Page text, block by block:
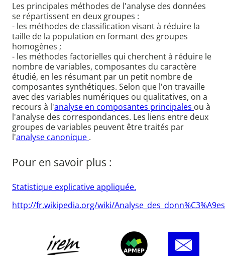
Les principales méthodes de l'analyse des données
se répartissent en deux groupes :
- les méthodes de classification visant à réduire la
taille de la population en formant des groupes
homogènes ;
- les méthodes factorielles qui cherchent à réduire le
nombre de variables, composantes du caractère
étudié, en les résumant par un petit nombre de
composantes synthétiques. Selon que l'on travaille
avec des variables numériques ou qualitatives, on a
recours à l'analyse en composantes principales ou à
l'analyse des correspondances. Les liens entre deux
groupes de variables peuvent être traités par
l'analyse canonique .
Pour en savoir plus :
Statistique explicative appliquée.
http://fr.wikipedia.org/wiki/Analyse_des_donn%C3%A9es